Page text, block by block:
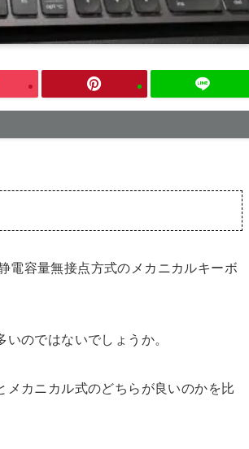
電容量無接点方式のメカニカルキーボ
のではないでしょうか。
カニカル式のどちらが良いのかを比